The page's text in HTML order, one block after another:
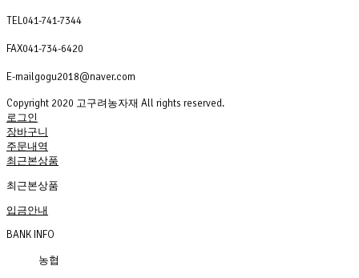
TEL041-741-7344
FAX041-734-6420
E-mailgogu2018@naver.com
Copyright 2020 고구려농자재 All rights reserved.
로그인
장바구니
주문내역
최근본상품
최근본상품
입금안내
BANK INFO
농협